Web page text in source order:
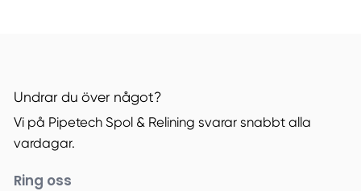
Undrar du över något?
Vi på Pipetech Spol & Relining svarar snabbt alla
vardagar.
Ring oss